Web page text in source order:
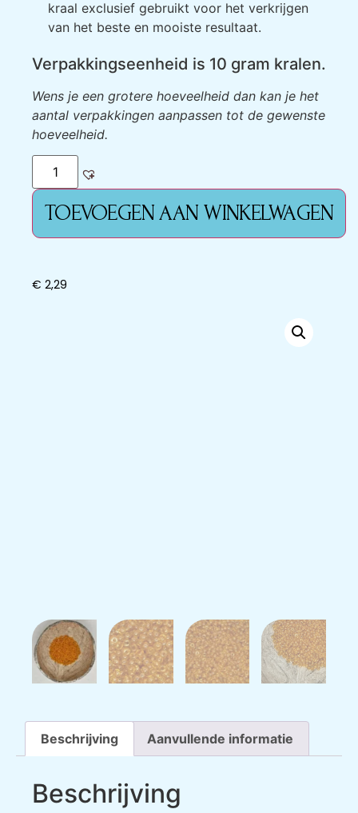
kraal exclusief gebruikt voor het verkrijgen
van het beste en mooiste resultaat.
Verpakkingseenheid is 10 gram kralen.
Wens je een grotere hoeveelheid dan kan je het
aantal verpakkingen aanpassen tot de gewenste
hoeveelheid.
TOEVOEGEN AAN WINKELWAGEN
€ 2,29
Beschrijving Aanvullende informatie
Beschrijving